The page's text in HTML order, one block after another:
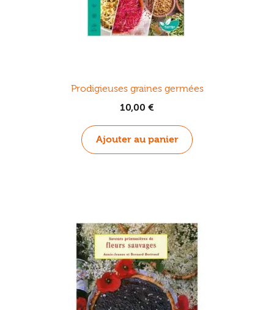
Prodigieuses graines germées
10,00 €
Ajouter au panier